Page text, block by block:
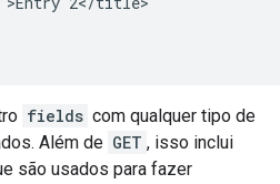
fields com qualquer tipo de
Além de GET , isso inclui
são usados para fazer